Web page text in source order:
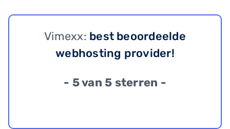
Vimexx: best beoordeelde
webhosting provider!
- 5 van 5 sterren -